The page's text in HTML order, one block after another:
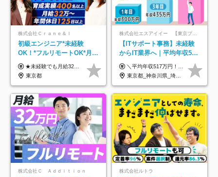
株式会社Ｃｒａｎｅ＆Ｉ
初級エンジニア*未経験
OK！*フルリモートOK*月給
32万～*残業月9.8h*1ヶ月の
研修*資格取得率100％
★未経験でも月給32万円スタート★ 月収32万円～35万円＋各種手当（資格手当だけで毎月15万の上乗せ実績あり！） ★資格手当豊富！1資格につき最大3万円支給 ★功績手当の導入で、毎月のお給与に上乗せで最大10万円支給している社員も！ ★1回の昇級で年収数十万UPも可 ★ゆくゆくは年収1000万以上も目指せる 年俸384万円～1,162万8,000円（12分割） ※経験・スキルを考慮の上決定します ※上記金額には固定残業代（月30h分・60,800円～66,500円）を含みます ※超過分は別途全額支給します ※試用期間2ヶ月間あり（その他待遇に差異はありません）
東京都
株式会社エスアイイー 【東京プロマーケット上場】
【ITサポート事務】未経験
からIT業界へ｜平均年収517
万円｜ホワイト企業認定｜
年休134日｜リモートOK
＼平均年収517万円！入社5年目まで毎年必ず昇給／ ■賞与年3回 ■年収800万円以上も可 ■入社3年以上の平均年収469.2万円 月給23万2000円以上＋賞与年3回＋各種手当 ☆入社5年目まで最大1万5000円の定期昇給を確約 ┃各種手当充実 ・規定の資格を取得すれば、2000円～5万円を毎月支給（2万4000円～60万円／年） ・研修中に取得した取得率95％の資格でも研修後の給料UP ※月給は年齢・経験・能力を考慮して、優遇いたします ※上記月給金額は固定残業代（20時間/3万1300円円以上）を含み、超過分は別途支給いたします ※試用期間（6ヶ月）は月給に変動はありますが、その他待遇に差異はありません ├入社後1ヶ月～3ヶ月間は、月給20万1900円となります └上記金額は固定残業代（10時間／1万6000円）を含み、超過分は別途支給いたします
東京都_神奈川県_埼玉県_千葉県_大阪府_愛知県_北海道_青森県_岩手県_宮城県_秋田県_山形県_福島県_茨城県_栃木県_群馬県_新潟県_山梨県_長野県_富山県_石川県_福井県_静岡県_岐阜県_三重県_兵庫県_京都府_滋賀県_奈良県_和歌山県_広島県_岡山県_鳥取県_島根県_山口県_徳島県_香川県_愛媛県_高知県_福岡県_熊本県_佐賀県_長崎県_大分県_宮崎県_鹿児島県_沖縄県
株式会社Ｃ Ａｄｄｉｔｉｏｎ 株式会社ルトラ